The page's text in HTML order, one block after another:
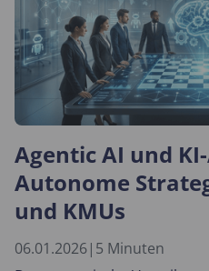
Agentic AI und
Autonome
und KMUs
06.01.2026| 5 Minuten